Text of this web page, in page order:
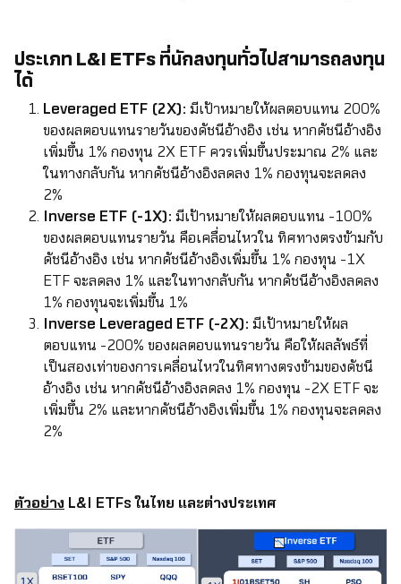
ประเภท L&I ETFs ที่นักลงทุนทั่วไปสามารถลงทุน
ได้
Leveraged ETF (2X):มีเป้าหมายให้ผลตอบแทน 200%
ของผลตอบแทนรายวันของดัชนีอ้างอิง เช่น หากดัชนีอ้างอิง
เพิ่มขึ้น 1% กองทุน 2X ETF ควรเพิ่มขึ้นประมาณ 2% และ
ในทางกลับกัน หากดัชนีอ้างอิงลดลง 1% กองทุนจะลดลง
2%
Inverse ETF (-1X):มีเป้าหมายให้ผลตอบแทน -100%
ของผลตอบแทนรายวัน คือเคลื่อนไหวใน ทิศทางตรงข้ามกับ
ดัชนีอ้างอิง เช่น หากดัชนีอ้างอิงเพิ่มขึ้น 1% กองทุน -1X
ETF จะลดลง 1% และในทางกลับกัน หากดัชนีอ้างอิงลดลง
1% กองทุนจะเพิ่มขึ้น 1%
Inverse Leveraged ETF (-2X):มีเป้าหมายให้ผล
ตอบแทน -200% ของผลตอบแทนรายวัน คือให้ผลลัพธ์ที่
เป็นสองเท่าของการเคลื่อนไหวในทิศทางตรงข้ามของดัชนี
อ้างอิง เช่น หากดัชนีอ้างอิงลดลง 1% กองทุน -2X ETF จะ
เพิ่มขึ้น 2% และหากดัชนีอ้างอิงเพิ่มขึ้น 1% กองทุนจะลดลง
2%
ตัวอย่างL&I ETFs ในไทย และต่างประเทศ